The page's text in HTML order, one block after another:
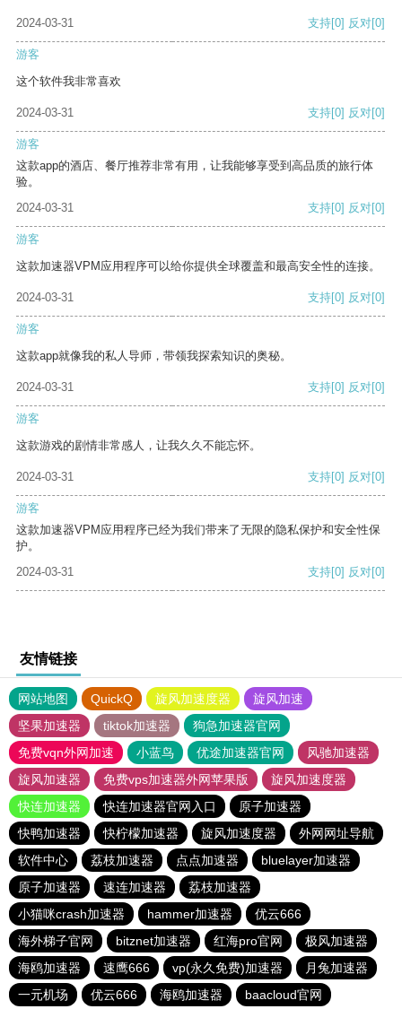
2024-03-31 支持[0] 反对[0]
游客
这个软件我非常喜欢
2024-03-31 支持[0] 反对[0]
游客
这款app的酒店、餐厅推荐非常有用，让我能够享受到高品质的旅行体
验。
2024-03-31
支持[0] 反对[0]
游客
这款加速器VPM应用程序可以给你提供全球覆盖和最高安全性的连接。
2024-03-31 支持[0] 反对[0]
游客
这款app就像我的私人导师，带领我探索知识的奥秘。
2024-03-31 支持[0] 反对[0]
游客
这款游戏的剧情非常感人，让我久久不能忘怀。
2024-03-31 支持[0] 反对[0]
游客
这款加速器VPM应用程序已经为我们带来了无限的隐私保护和安全性保
护。
2024-03-31
支持[0] 反对[0]
友情链接
网站地图 QuickQ 旋风加速度器
旋风加速
坚果加速器
tiktok加速器
狗急加速器官网
免费vqn外网加速
小蓝鸟 优途加速器官网
风驰加速器
旋风加速器
免费vps加速器外网苹果版
旋风加速度器
快连加速器
快连加速器官网入口
原子加速器
快鸭加速器
快柠檬加速器 旋风加速度器
外网网址导航
软件中心
荔枝加速器 点点加速器
bluelayer加速器
原子加速器
速连加速器
荔枝加速器
小猫咪crash加速器
hammer加速器
优云666
海外梯子官网
bitznet加速器 红海pro官网
极风加速器
海鸥加速器
速鹰666 vp(永久免费)加速器
月兔加速器
一元机场
优云666 海鸥加速器 baacloud官网